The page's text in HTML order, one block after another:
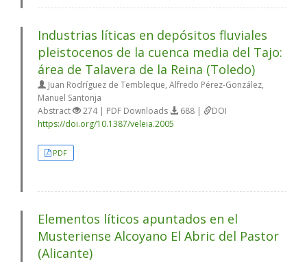
Industrias líticas en depósitos fluviales
pleistocenos de la cuenca media del Tajo:
área de Talavera de la Reina (Toledo)
Juan Rodríguez de Tembleque, Alfredo Pérez-González,
Manuel Santonja
Abstract
274 | PDF Downloads 688 |
DOI
https://doi.org/10.1387/veleia.2005
PDF
Elementos líticos apuntados en el
Musteriense Alcoyano El Abric del Pastor
(Alicante)